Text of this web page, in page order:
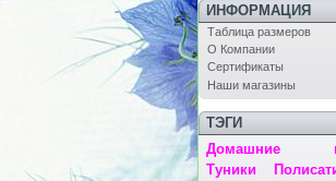
ИНФОРМАЦИЯ
Таблица размеров
О Компании
Сертификаты
Наши магазины
ТЭГИ
Домашние
Туники